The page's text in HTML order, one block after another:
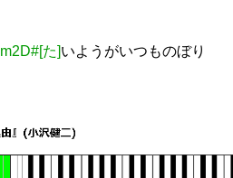
m2D#[た]いようがいつものぼり